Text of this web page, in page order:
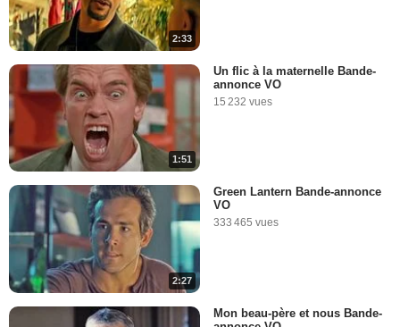
2:33
1:51
Un flic à la maternelle Bande-
annonce VO
15 232 vues
2:27
Green Lantern Bande-annonce
VO
333 465 vues
Mon beau-père et nous Bande-